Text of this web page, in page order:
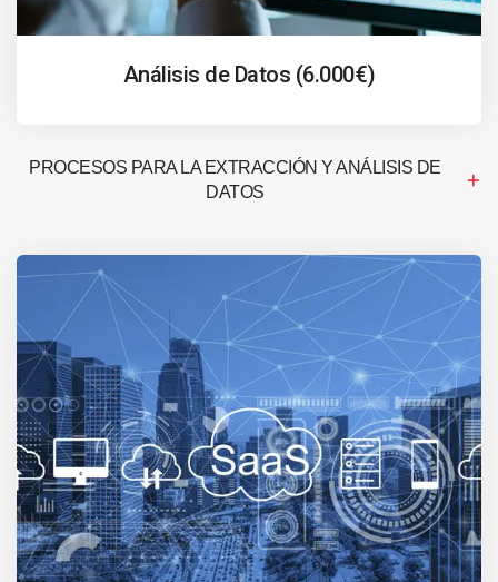
Análisis de Datos (6.000€)
PROCESOS PARA LA EXTRACCIÓN Y ANÁLISIS DE
DATOS